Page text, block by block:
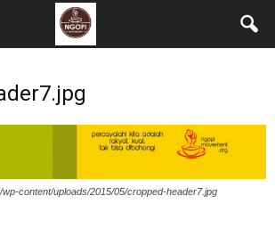
content/uploads/2015/05/cropped-header7.jpg